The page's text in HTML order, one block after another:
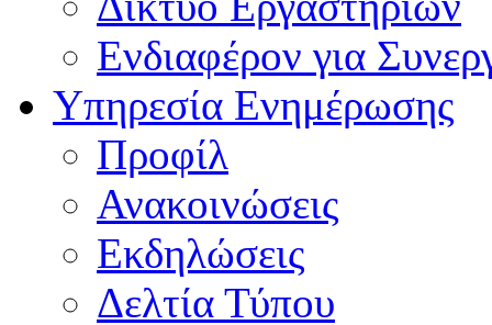
Ενδιαφέρον για
Υπηρεσία Ενημέρωσης
Προφίλ
Ανακοινώσεις
Εκδηλώσεις
Δελτία Τύπου